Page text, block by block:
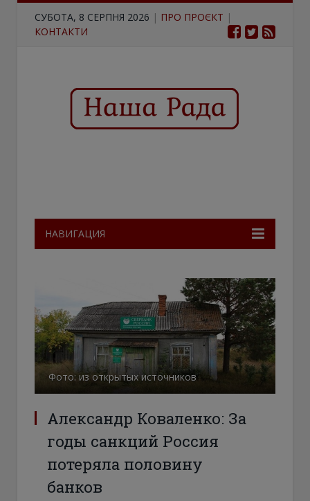
СУБОТА, 8 СЕРПНЯ 2026 | ПРО ПРОЄКТ |
КОНТАКТИ
НАВИГАЦИЯ
Фото: из открытых источников
Александр Коваленко: За
годы санкций Россия
потеряла половину
банков